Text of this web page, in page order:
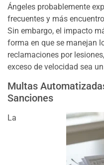
Ángeles probablemente
frecuentes y más
Sin embargo, el impacto
forma en que se manejan
reclamaciones por
exceso de velocidad sea
Multas
Sanciones
La